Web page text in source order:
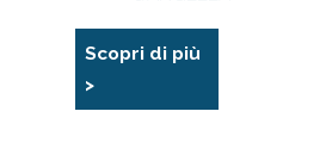
Scopri di più
>